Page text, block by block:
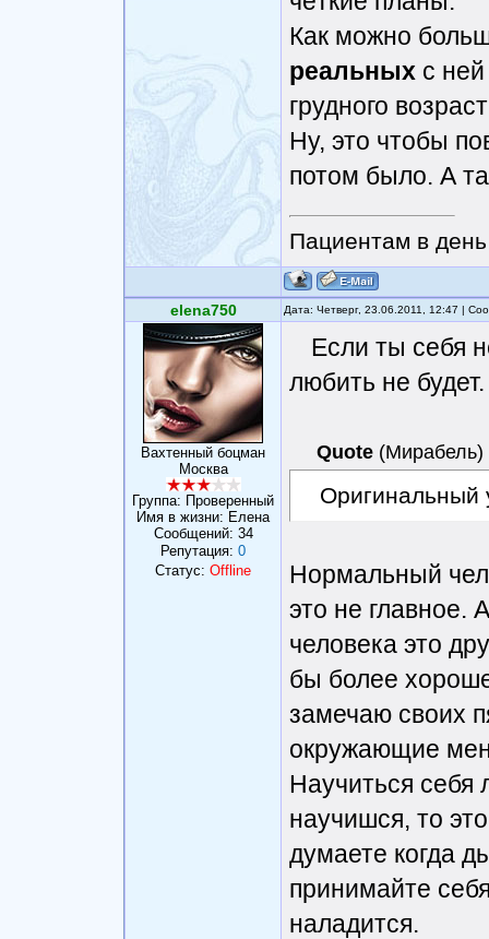
Как можно
реальных с
грудного
Ну, это чтобы
потом было. А
Пациентам в
elena750 Дата: Четверг, 23.06.2011, 12:47 |
Вахтенный боцман
Москва
Группа: Проверенный
Имя в жизни: Елена
Сообщений: 34
Репутация: 0
Статус: Offline
Если ты себя
любить не будет.
Quote (Мирабель)
Нормальный
это не главное.
человека это
бы более
замечаю своих
окружающие
Научиться себя
научишся, то
думаете когда
принимайте
наладится.